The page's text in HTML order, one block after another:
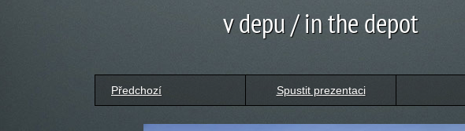
v depu / in the depot
Předchozí Spustit prezentaci